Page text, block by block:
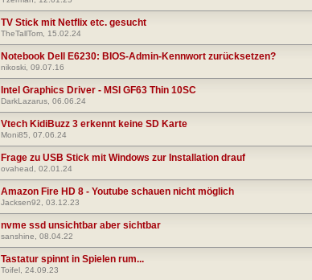
TV Stick mit Netflix etc. gesucht
TheTallTom, 15.02.24
Notebook Dell E6230: BIOS-Admin-Kennwort zurücksetzen?
nikoski, 09.07.16
Intel Graphics Driver - MSI GF63 Thin 10SC
DarkLazarus, 06.06.24
Vtech KidiBuzz 3 erkennt keine SD Karte
Moni85, 07.06.24
Frage zu USB Stick mit Windows zur Installation drauf
ovahead , 02.01.24
Amazon Fire HD 8 - Youtube schauen nicht möglich
Jacksen92, 03.12.23
nvme ssd unsichtbar aber sichtbar
sanshine, 08.04.22
Tastatur spinnt in Spielen rum...
Toifel , 24.09.23